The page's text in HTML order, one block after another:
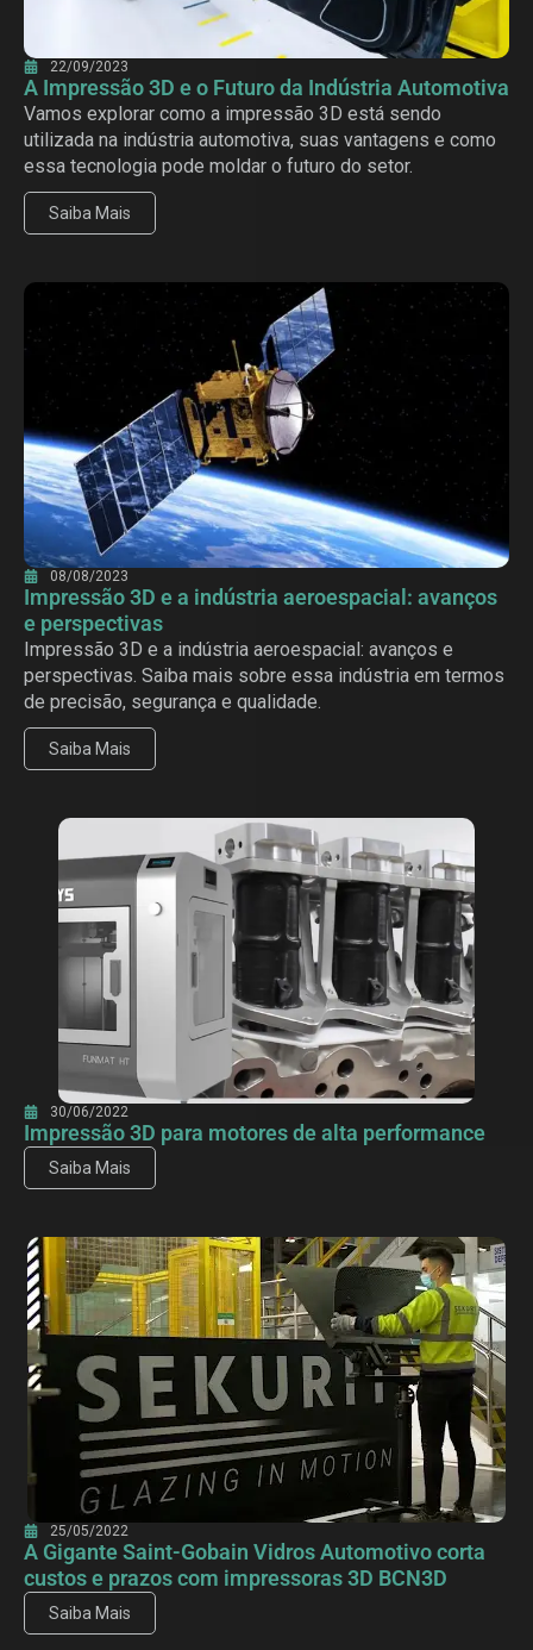
22/09/2023
A Impressão 3D e o Futuro da Indústria Automotiva
Vamos explorar como a impressão 3D está sendo
utilizada na indústria automotiva, suas vantagens e como
essa tecnologia pode moldar o futuro do setor.
Saiba Mais
08/08/2023
Impressão 3D e a indústria aeroespacial: avanços
e perspectivas
Impressão 3D e a indústria aeroespacial: avanços e
perspectivas. Saiba mais sobre essa indústria em termos
de precisão, segurança e qualidade.
Saiba Mais
30/06/2022
Impressão 3D para motores de alta performance
Saiba Mais
25/05/2022
A Gigante Saint-Gobain Vidros Automotivo corta
custos e prazos com impressoras 3D BCN3D
Saiba Mais